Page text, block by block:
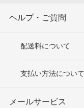
ヘルプ・ご質問
配送料について
支払い方法について
メールサービス